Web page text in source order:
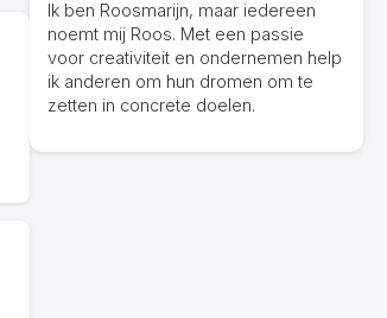
Ik ben Roosmarijn, maar iedereen
noemt mij Roos. Met een passie
voor creativiteit en ondernemen help
ik anderen om hun dromen om te
zetten in concrete doelen.